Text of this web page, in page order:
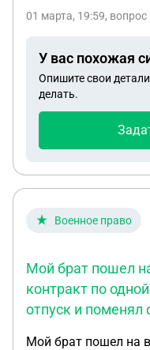
сменил фамилию
01 марта, 19:59,
У вас похожая
Опишите свои
делать.
Военное право
Мой брат пошел
контракт по
отпуск и
Мой брат пошел на